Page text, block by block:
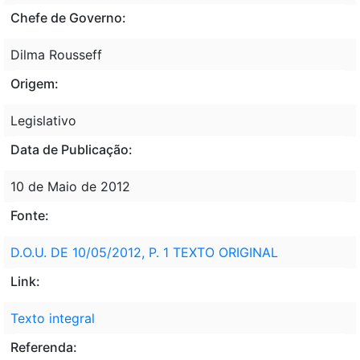
Chefe de Governo:
Dilma Rousseff
Origem:
Legislativo
Data de Publicação:
10 de Maio de 2012
Fonte:
D.O.U. DE 10/05/2012, P. 1 TEXTO ORIGINAL
Link:
Texto integral
Referenda: